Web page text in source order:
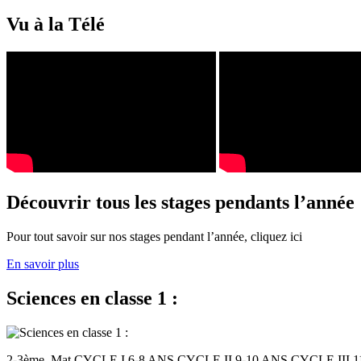
Vu à la Télé
Découvrir tous les stages pendants l’année
Pour tout savoir sur nos stages pendant l’année, cliquez ici
En savoir plus
Sciences en classe 1 :